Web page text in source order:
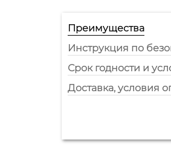
Преимущества
Инструкция по
Срок годности и
Доставка, условия